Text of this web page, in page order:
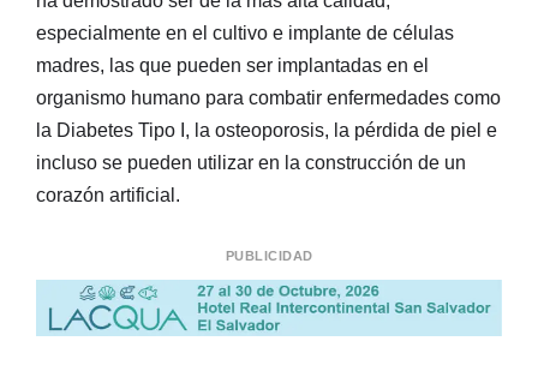
especialmente en el cultivo e implante de células
madres, las que pueden ser implantadas en el
organismo humano para combatir enfermedades como
la Diabetes Tipo I, la osteoporosis, la pérdida de piel e
incluso se pueden utilizar en la construcción de un
corazón artificial.
PUBLICIDAD